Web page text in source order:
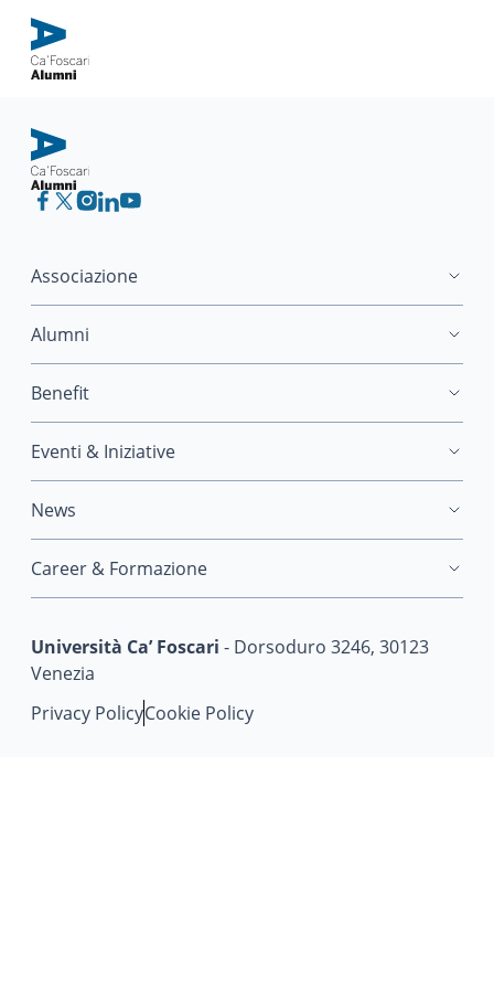
Associazione
Alumni
Benefit
Eventi & Iniziative
News
Career & Formazione
Università Ca’ Foscari - Dorsoduro 3246, 30123
Venezia
Privacy PolicyCookie Policy